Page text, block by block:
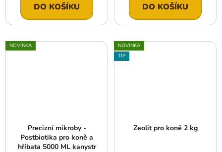
DO KOŠÍKU DO KOŠÍKU
NOVINKA
Precizní mikroby -
Postbiotika pro koně a
hříbata 5000 ML kanystr
NOVINKA
TIP
Zeolit pro koně 2 kg